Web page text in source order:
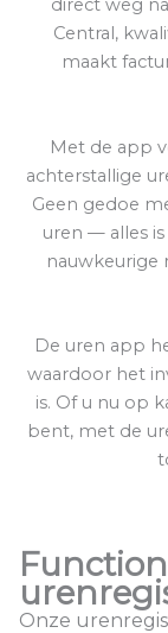
direct weg
Central,
maakt
Met de app
achterstallige
Geen gedoe
uren — alles
nauwkeurige
De uren app
waardoor het
is. Of u nu op
bent, met de
Onze